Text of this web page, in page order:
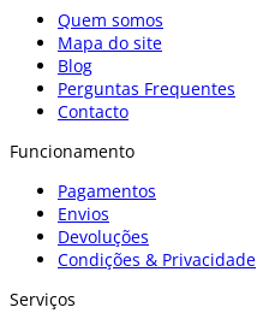
Quem somos
Mapa do site
Blog
Perguntas Frequentes
Contacto
Funcionamento
Pagamentos
Envios
Devoluções
Condições & Privacidade
Serviços